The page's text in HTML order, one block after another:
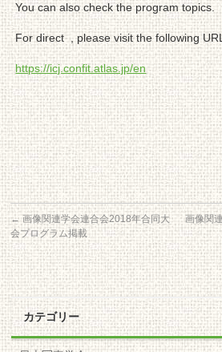
You can also check the program topics.
For direct , please visit the following
https://icj.confit.atlas.jp/en
← 画像関連学会連合会2018年合同大
会プログラム掲載
画像関
カテゴリー